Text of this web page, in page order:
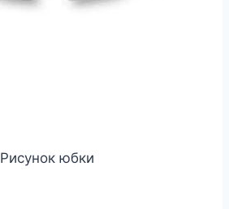
Рисунок юбки